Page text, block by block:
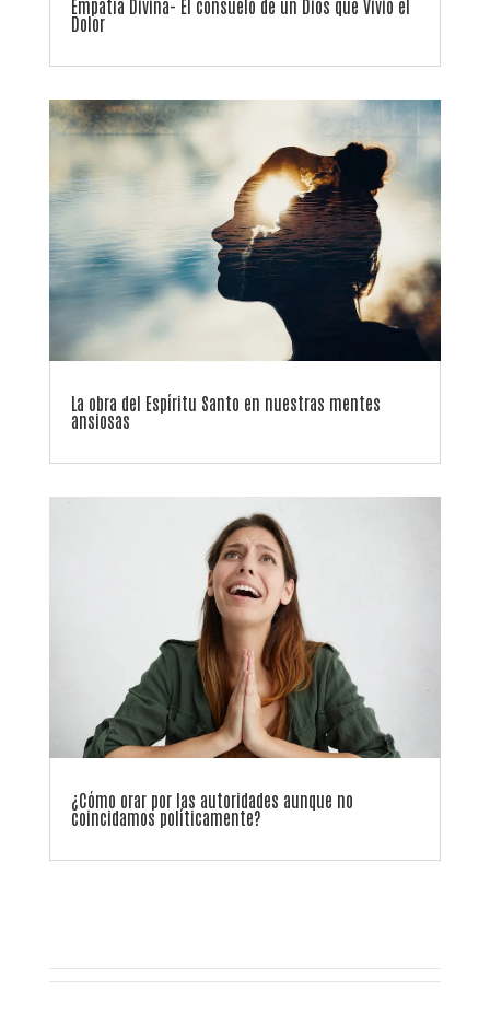
Empatía Divina- El consuelo de un Dios que Vivió el
Dolor
La obra del Espíritu Santo en nuestras mentes
ansiosas
¿Cómo orar por las autoridades aunque no
coincidamos políticamente?